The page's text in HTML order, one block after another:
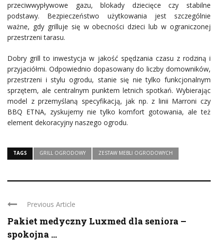
przeciwwypływowe gazu, blokady dziecięce czy stabilne
podstawy. Bezpieczeństwo użytkowania jest szczególnie
ważne, gdy grilluje się w obecności dzieci lub w ograniczonej
przestrzeni tarasu.
Dobry grill to inwestycja w jakość spędzania czasu z rodziną i
przyjaciółmi. Odpowiednio dopasowany do liczby domowników,
przestrzeni i stylu ogrodu, stanie się nie tylko funkcjonalnym
sprzętem, ale centralnym punktem letnich spotkań. Wybierając
model z przemyślaną specyfikacją, jak np. z linii Marroni czy
BBQ ETNA, zyskujemy nie tylko komfort gotowania, ale też
element dekoracyjny naszego ogrodu.
TAGS GRILL OGRODOWY ZESTAW MEBLI OGRODOWYCH
Previous Article
Pakiet medyczny Luxmed dla seniora –
spokojna ...